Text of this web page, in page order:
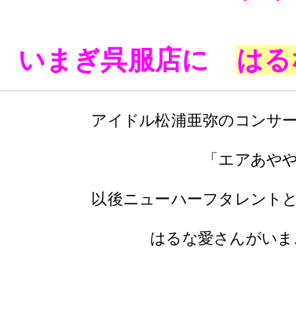
いまぎ呉服店に は
アイドル松浦亜弥のコンサ
「エアあや
以後ニューハーフタレント
はるな愛さんがい